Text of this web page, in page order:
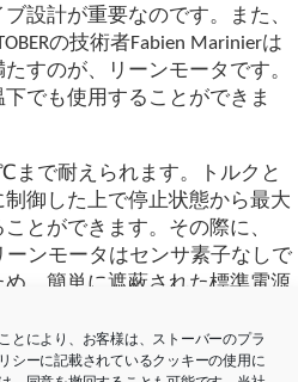
とにより、お客様は、ストーバーのプラ
シーに記載されているクッキーの使用に
設計が重要なのです。また、
の技術者Fabien Marinierは
すのが、リーンモータです。
でも使用することができま
まで耐えられます。トルクと
御した上で停止状態から最大
とができます。その際に、
リーンモータはセンサ素子なしで
、簡単に遮蔽された標準電源
きます。また、センサもファ
め、リーンモータの堅牢性も